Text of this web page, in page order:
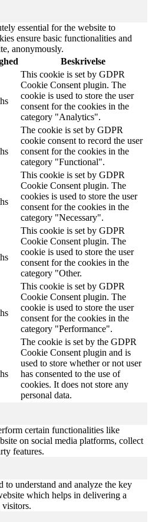
essential for the website to
ensure basic functionalities and
anonymously.
Beskrivelse
This cookie is set by GDPR
Cookie Consent plugin. The
cookie is used to store the user
consent for the cookies in the
category "Analytics".
The cookie is set by GDPR
cookie consent to record the user
consent for the cookies in the
category "Functional".
This cookie is set by GDPR
Cookie Consent plugin. The
cookies is used to store the user
consent for the cookies in the
category "Necessary".
This cookie is set by GDPR
Cookie Consent plugin. The
cookie is used to store the user
consent for the cookies in the
category "Other.
This cookie is set by GDPR
Cookie Consent plugin. The
cookie is used to store the user
consent for the cookies in the
category "Performance".
The cookie is set by the GDPR
Cookie Consent plugin and is
used to store whether or not user
has consented to the use of
cookies. It does not store any
personal data.
certain functionalities like
on social media platforms, collect
features.
to understand and analyze the key
which helps in delivering a
visitors.